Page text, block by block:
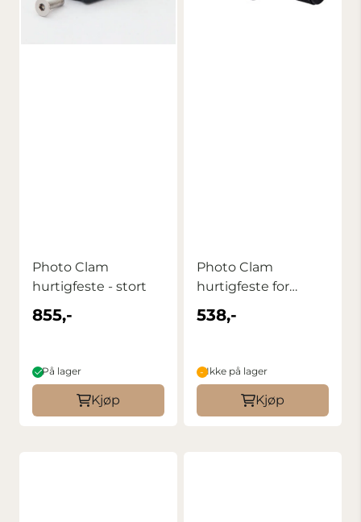
Photo Clam
hurtigfeste - stort
855,-
På lager
Kjøp
Photo Clam
hurtigfeste for
ettbeinsstativ - lite
538,-
Ikke på lager
Kjøp